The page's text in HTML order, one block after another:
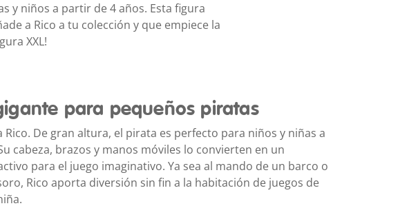
y niños a partir de 4 años. Esta figura
a Rico a tu colección y que empiece la
XXL!
para pequeños piratas
Rico. De gran altura, el pirata es perfecto para niños y niñas a
cabeza, brazos y manos móviles lo convierten en un
para el juego imaginativo. Ya sea al mando de un barco o
Rico aporta diversión sin fin a la habitación de juegos de